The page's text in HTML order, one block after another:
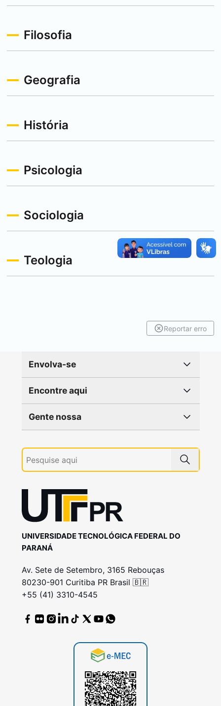
Filosofia
Geografia
História
Psicologia
Sociologia
Teologia
Reportar erro
Envolva-se
Encontre aqui
Gente nossa
UNIVERSIDADE TECNOLÓGICA FEDERAL DO
PARANÁ
Av. Sete de Setembro, 3165 Rebouças
80230-901 Curitiba PR Brasil 🇧🇷
+55 (41) 3310-4545